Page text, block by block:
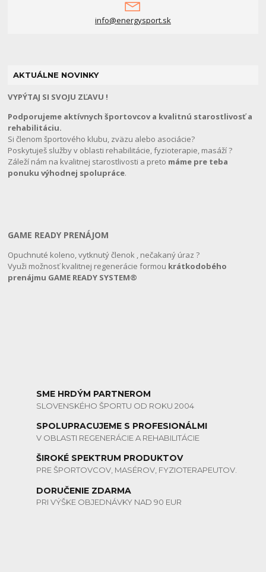
info@energysport.sk
AKTUÁLNE NOVINKY
VYPÝTAJ SI SVOJU ZĽAVU !
Podporujeme aktívnych športovcov a kvalitnú starostlivosť a
rehabilitáciu.
Si členom športového klubu, zväzu alebo asociácie?
Poskytuješ služby v oblasti rehabilitácie, fyzioterapie, masáží ?
Záleží nám na kvalitnej starostlivosti a preto máme pre teba
ponuku výhodnej spolupráce.
GAME READY PRENÁJOM
Opuchnuté koleno, vytknutý členok , nečakaný úraz ?
Využi možnosť kvalitnej regenerácie formou krátkodobého
prenájmu GAME READY SYSTEM®️
SME HRDÝM PARTNEROM
SLOVENSKÉHO ŠPORTU OD ROKU 2004
SPOLUPRACUJEME S PROFESIONÁLMI
V OBLASTI REGENERÁCIE A REHABILITÁCIE
ŠIROKÉ SPEKTRUM PRODUKTOV
PRE ŠPORTOVCOV, MASÉROV, FYZIOTERAPEUTOV.
DORUČENIE ZDARMA
PRI VÝŠKE OBJEDNÁVKY NAD 90 EUR